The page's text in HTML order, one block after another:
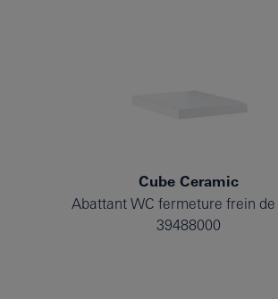
Cube Ceramic
39488000